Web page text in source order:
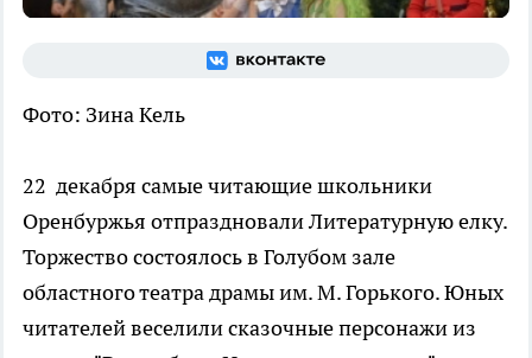
Фото: Зина Кель
22 декабря самые читающие школьники
Оренбуржья отпраздновали Литературную елку.
Торжество состоялось в Голубом зале
областного театра драмы им. М. Горького. Юных
читателей веселили сказочные персонажи из